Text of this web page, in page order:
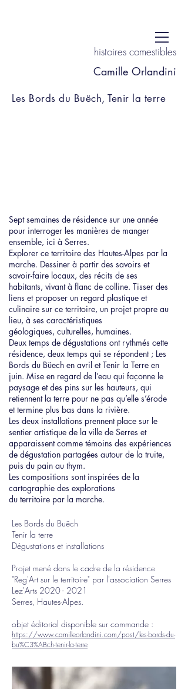
histoires comestibles
Camille Orlandini
Les Bords du Buëch, Tenir la terre
Sept semaines de résidence sur une année
pour interroger les manières de manger
ensemble, ici à Serres.
Explorer ce territoire des Hautes-Alpes par la
marche. Dessiner à partir des savoirs et
savoir-faire locaux, des récits de ses
habitants, vivant à flanc de colline. Tisser des
liens et proposer un regard plastique et
culinaire sur ce territoire, un projet propre au
lieu, à ses caractéristiques
géologiques, culturelles, humaines.
Deux temps de dégustations ont rythmés cette
résidence, deux temps qui se répondent ; Les
Bords du Büech en avril et Tenir la Terre en
juin. Mise en regard de l’eau qui façonne le
paysage et des pins sur les hauteurs, qui
retiennent la terre pour ne pas qu’elle s’érode
et termine plus bas dans la rivière.
Les deux installations prennent place sur le
sentier artistique de la ville de Serres et
apparaissent comme témoins des expériences
de dégustation partagées autour de la truite,
puis du pain au thym.
Les compositions sont inspirées de la
cartographie des explorations
du territoire par la marche.
Les Bords du Buëch
Tenir la terre
Dégustations et installations
Projet mené dans le cadre de la résidence
"Reg'Art sur le territoire" par l'association Serres
Lez'Arts 2020 - 2021
Serres, Hautes-Alpes.
objet éditorial disponible sur commande :
https://www.camilleorlandini.com/post/les-bords-du-
bu%C3%ABch-tenir-la-terre